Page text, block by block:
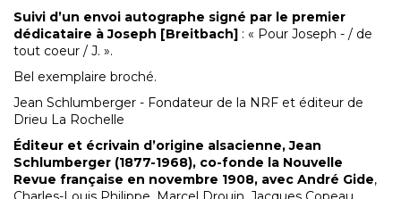
Suivi d’un envoi autographe signé par le premier
dédicataire à Joseph [Breitbach] : « Pour Joseph - / de
tout coeur / J. ».
Bel exemplaire broché.
Jean Schlumberger - Fondateur de la NRF et éditeur de
Drieu La Rochelle
Éditeur et écrivain d’origine alsacienne, Jean
Schlumberger (1877-1968), co-fonde la Nouvelle
Revue française en novembre 1908, avec André Gide,